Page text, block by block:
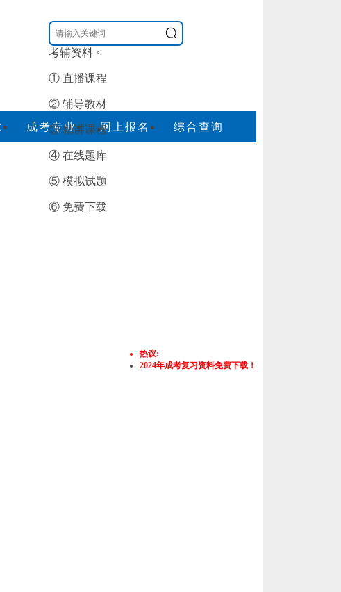
考辅资料 <
① 直播课程
② 辅导教材
③ 精讲课程
④ 在线题库
⑤ 模拟试题
⑥ 免费下载
成考专业 网上报名
综合查询
热议:
2024年成考复习资料免费下载！